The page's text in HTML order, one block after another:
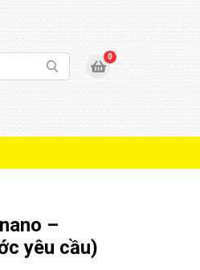
–
yêu cầu)